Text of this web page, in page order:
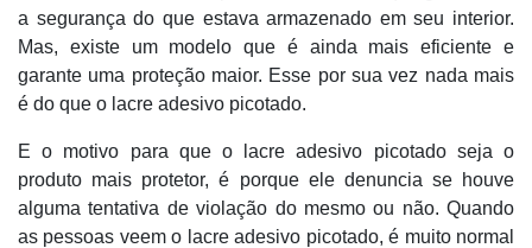
a segurança do que estava armazenado em seu interior.
Mas, existe um modelo que é ainda mais eficiente e
garante uma proteção maior. Esse por sua vez nada mais
é do que o lacre adesivo picotado.
E o motivo para que o lacre adesivo picotado seja o
produto mais protetor, é porque ele denuncia se houve
alguma tentativa de violação do mesmo ou não. Quando
as pessoas veem o lacre adesivo picotado, é muito normal